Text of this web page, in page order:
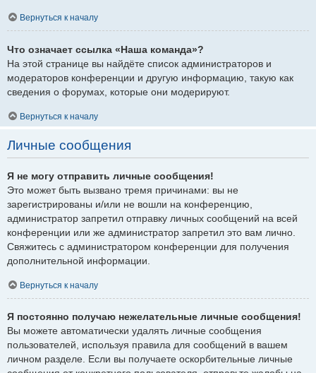
Вернуться к началу
Что означает ссылка «Наша команда»?
На этой странице вы найдёте список администраторов и
модераторов конференции и другую информацию, такую как
сведения о форумах, которые они модерируют.
Вернуться к началу
Личные сообщения
Я не могу отправить личные сообщения!
Это может быть вызвано тремя причинами: вы не
зарегистрированы и/или не вошли на конференцию,
администратор запретил отправку личных сообщений на всей
конференции или же администратор запретил это вам лично.
Свяжитесь с администратором конференции для получения
дополнительной информации.
Вернуться к началу
Я постоянно получаю нежелательные личные сообщения!
Вы можете автоматически удалять личные сообщения
пользователей, используя правила для сообщений в вашем
личном разделе. Если вы получаете оскорбительные личные